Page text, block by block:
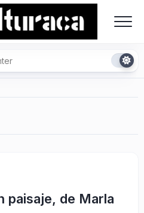
paisaje, de Marla